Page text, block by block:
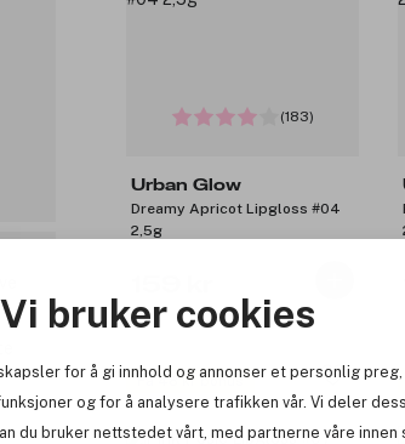
Vi bruker cookies
for å gi innhold og annonser et personlig preg,
og for å analysere trafikken vår. Vi deler
du bruker nettstedet vårt, med partnerne våre innen
(183)
Urban Glow
Dreamy Apricot Lipgloss #04
2,5g
Få 48 kr bonus